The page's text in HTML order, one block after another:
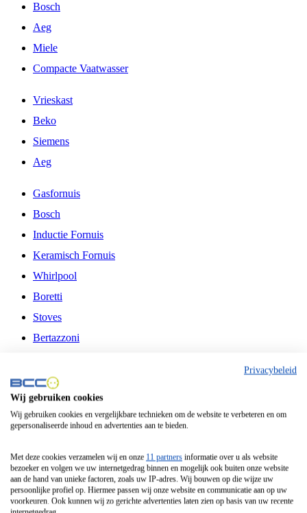
Bosch
Aeg
Miele
Compacte Vaatwasser
Vrieskast
Beko
Siemens
Aeg
Gasfornuis
Bosch
Inductie Fornuis
Keramisch Fornuis
Whirlpool
Boretti
Stoves
Bertazzoni
Fitelli
Airfryer
Frituurpan
Contactgrill
Broodbakmachine
Broodrooster
Privacybeleid
Wij gebruiken cookies
Wij gebruiken cookies en vergelijkbare technieken om de website te verbeteren en om
gepersonaliseerde inhoud en advertenties aan te bieden.
Met deze cookies verzamelen wij en onze 11 partners informatie over u als website
bezoeker en volgen we uw internetgedrag binnen en mogelijk ook buiten onze website
aan de hand van unieke factoren, zoals uw IP-adres. Wij bouwen op die wijze uw
persoonlijke profiel op. Hiermee passen wij onze website en communicatie aan op uw
voorkeuren. Ook kunnen wij zo gerichte advertenties laten zien op basis van uw recente